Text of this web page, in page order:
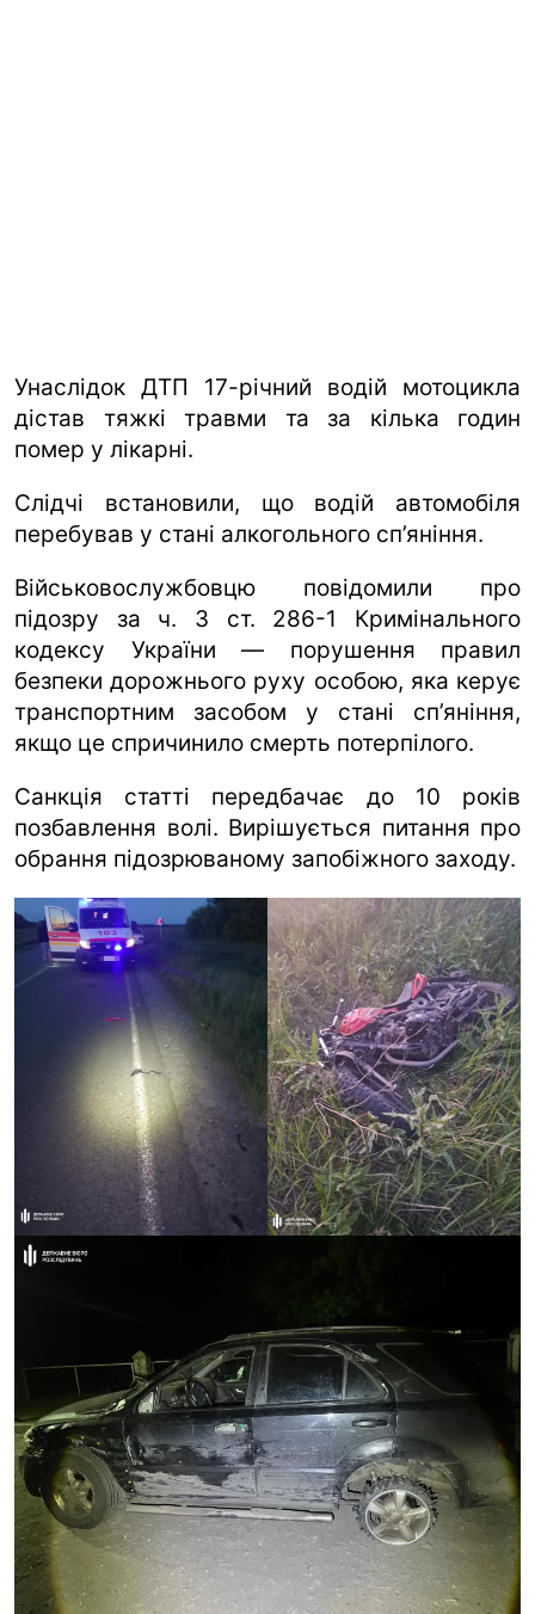
Унаслідок ДТП 17-річний водій мотоцикла
дістав тяжкі травми та за кілька годин
помер у лікарні.
Слідчі встановили, що водій автомобіля
перебував у стані алкогольного сп’яніння.
Військовослужбовцю повідомили про
підозру за ч. 3 ст. 286-1 Кримінального
кодексу України — порушення правил
безпеки дорожнього руху особою, яка керує
транспортним засобом у стані сп’яніння,
якщо це спричинило смерть потерпілого.
Санкція статті передбачає до 10 років
позбавлення волі. Вирішується питання про
обрання підозрюваному запобіжного заходу.